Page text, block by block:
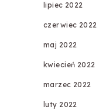
lipiec 2022
czerwiec 2022
maj 2022
kwiecień 2022
marzec 2022
luty 2022